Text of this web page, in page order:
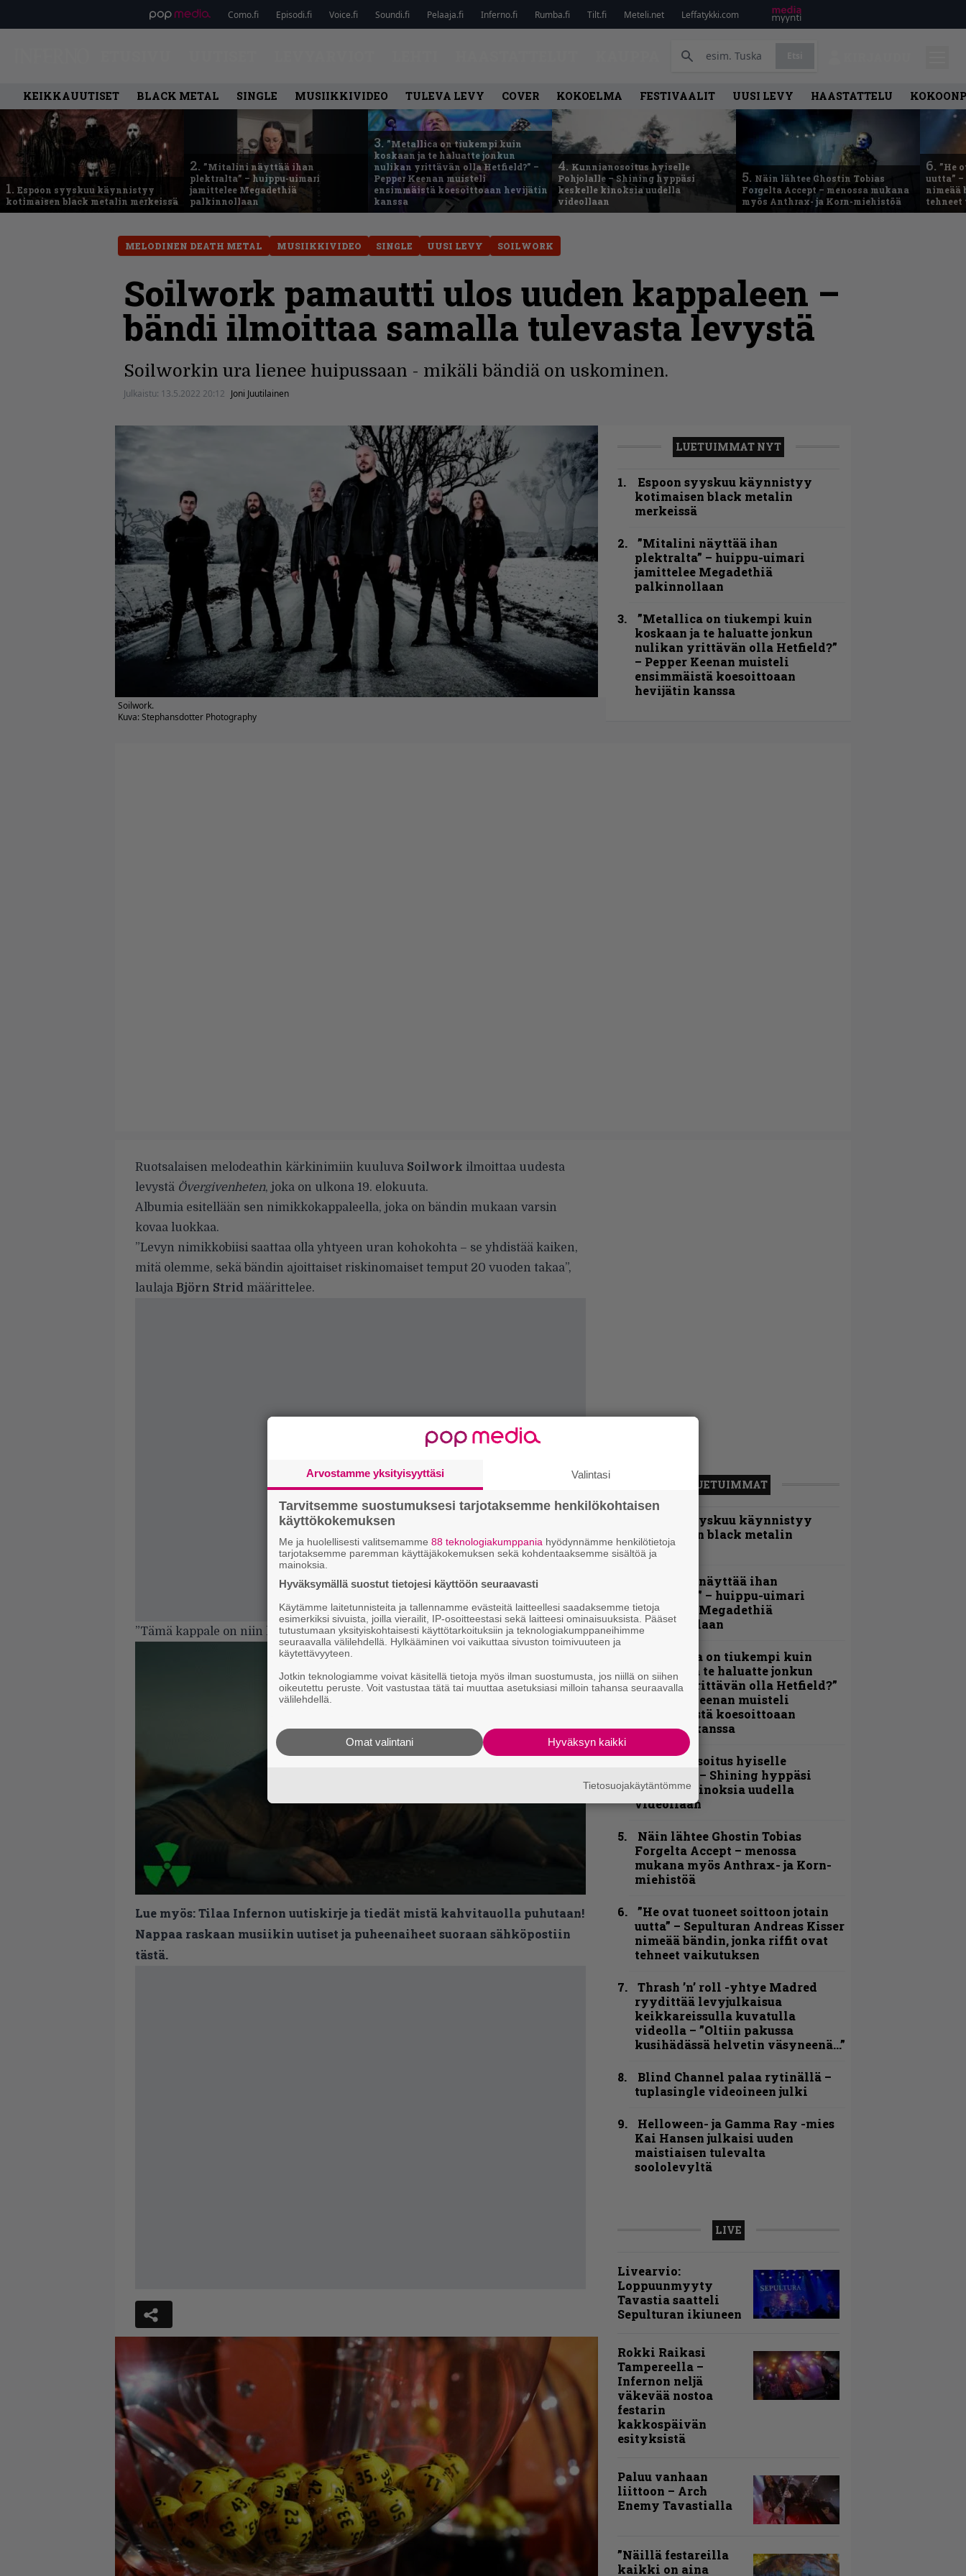
Como.fi Episodi.fi Voice.fi Soundi.fi Pelaaja.fi Inferno.fi Rumba.fi Tilt.fi Meteli.net Leffatykki.com
KEIKKAUUTISET BLACK METAL SINGLE MUSIIKKIVIDEO TULEVA LEVY COVER KOKOELMA FESTIVAALIT UUSI LEVY HAASTATTELU
1. Espoon syyskuu käynnistyy
kotimaisen black metalin merkeissä
2. ”Mitalini näyttää ihan
plektralta” – huippu-uimari
jamittelee Megadethiä
palkinnollaan
3. ”Metallica on tiukempi kuin
koskaan ja te haluatte jonkun
nulikan yrittävän olla Hetfield?” –
Pepper Keenan muisteli
ensimmäistä koesoittoaan hevijätin
kanssa
4. Kunnianosoitus hyiselle
Pohjolalle – Shining hyppäsi
keskelle kinoksia uudella
videollaan
5. Näin lähtee Ghostin Tobias
Forgelta Accept – menossa mukana
myös Anthrax- ja Korn-miehistöä
6. ”He
uutta”
nimeää
MELODINEN DEATH METAL MUSIIKKIVIDEO SINGLE UUSI LEVY SOILWORK
Soilwork pamautti ulos uuden kappaleen –
bändi ilmoittaa samalla tulevasta levystä
Soilworkin ura lienee huipussaan - mikäli bändiä on uskominen.
Julkaistu: 13.5.2022 20:12 Joni Juutilainen
Soilwork.
Kuva: Stephansdotter Photography
LUETUIMMAT NYT
Espoon syyskuu käynnistyy
kotimaisen black metalin
merkeissä
”Mitalini näyttää ihan
plektralta” – huippu-uimari
jamittelee Megadethiä
palkinnollaan
”Metallica on tiukempi kuin
koskaan ja te haluatte jonkun
nulikan yrittävän olla Hetfield?”
– Pepper Keenan muisteli
ensimmäistä koesoittoaan
hevijätin kanssa
Ruotsalaisen melodeathin kärkinimiin kuuluva Soilwork ilmoittaa uudesta
levystä Övergivenheten, joka on ulkona 19. elokuuta.
Albumia esitellään sen nimikkokappaleella, joka on bändin mukaan varsin
kovaa luokkaa.
”Levyn nimikkobiisi saattaa olla yhtyeen uran kohokohta – se yhdistää kaiken,
mitä olemme, sekä bändin ajoittaiset riskinomaiset temput 20 vuoden takaa”,
laulaja Björn Strid määrittelee.
”Tämä kappale on niin lähellä sydäntäni kuin voi olla.”
Lue myös:Tilaa Infernon uutiskirje ja tiedät mistä kahvitauolla puhutaan!
Nappaa raskaan musiikin uutiset ja puheenaiheet suoraan sähköpostiin
tästä.
LUETUIMMAT
Espoon syyskuu käynnistyy
kotimaisen black metalin
merkeissä
”Mitalini näyttää ihan
plektralta” – huippu-uimari
jamittelee Megadethiä
palkinnollaan
”Metallica on tiukempi kuin
koskaan ja te haluatte jonkun
nulikan yrittävän olla Hetfield?”
– Pepper Keenan muisteli
ensimmäistä koesoittoaan
hevijätin kanssa
Kunnianosoitus hyiselle
Pohjolalle – Shining hyppäsi
keskelle kinoksia uudella
videollaan
Näin lähtee Ghostin Tobias
Forgelta Accept – menossa
mukana myös Anthrax- ja Korn-
miehistöä
”He ovat tuoneet soittoon jotain
uutta” – Sepulturan Andreas Kisser
nimeää bändin, jonka riffit ovat
tehneet vaikutuksen
Thrash ’n’ roll -yhtye Madred
ryydittää levyjulkaisua
keikkareissulla kuvatulla
videolla – ”Oltiin pakussa
kusihädässä helvetin väsyneenä…”
Blind Channel palaa rytinällä –
tuplasingle videoineen julki
Helloween- ja Gamma Ray -mies
Kai Hansen julkaisi uuden
maistiaisen tulevalta
soololevyltä
LIVE
Livearvio:
Loppuunmyyty
Tavastia saatteli
Sepulturan ikiuneen
Rokki Raikasi
Tampereella –
Infernon neljä
väkevää nostoa
festarin
kakkospäivän
esityksistä
Paluu vanhaan
liittoon – Arch
Enemy Tavastialla
”Näillä festareilla
kaikki on aina
Arvostamme yksityisyyttäsi Valintasi
Tarvitsemme suostumuksesi tarjotaksemme henkilökohtaisen
käyttökokemuksen
Me ja huolellisesti valitsemamme 88 teknologiakumppania hyödynnämme henkilötietoja
tarjotaksemme paremman käyttäjäkokemuksen sekä kohdentaaksemme sisältöä ja
mainoksia.
Hyväksymällä suostut tietojesi käyttöön seuraavasti
Käytämme laitetunnisteita ja tallennamme evästeitä laitteellesi saadaksemme tietoja
esimerkiksi sivuista, joilla vierailit, IP-osoitteestasi sekä laitteesi ominaisuuksista. Pääset
tutustumaan yksityiskohtaisesti käyttötarkoituksiin ja teknologiakumppaneihimme
seuraavalla välilehdellä. Hylkääminen voi vaikuttaa sivuston toimivuuteen ja
käytettävyyteen.
Jotkin teknologiamme voivat käsitellä tietoja myös ilman suostumusta, jos niillä on siihen
oikeutettu peruste. Voit vastustaa tätä tai muuttaa asetuksiasi milloin tahansa seuraavalla
välilehdellä.
Hyväksyn kaikki
Omat valintani
Tietosuojakäytäntömme